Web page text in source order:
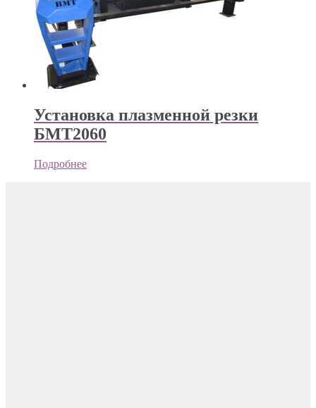
Установка плазменной резки
БМТ2060
Подробнее